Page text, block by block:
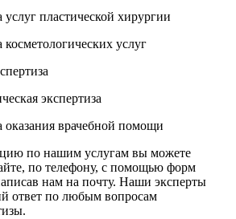
услуг пластической хирургии
косметологических услуг
экспертиза
оказания врачебной помощи
по нашим услугам вы можете
по телефону, с помощью форм
нам на почту. Наши эксперты
ответ по любым вопросам